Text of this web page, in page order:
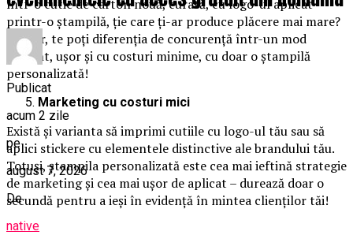
într-o cutie de carton nouă, curată, cu logo-ul aplicat
printr-o ștampilă, ție care ți-ar produce plăcere mai mare?
Așadar, te poți diferenția de concurență într-un mod
eficient, ușor și cu costuri minime, cu doar o ștampilă
personalizată!
Marketing cu costuri mici
Există și varianta să imprimi cutiile cu logo-ul tău sau să
aplici stickere cu elementele distinctive ale brandului tău.
Totuși, ștampila personalizată este cea mai ieftină strategie
de marketing și cea mai ușor de aplicat – durează doar o
secundă pentru a ieși în evidență în mintea clienților tăi!
Publicat
acum 2 zile
pe
august 7, 2026
De
native